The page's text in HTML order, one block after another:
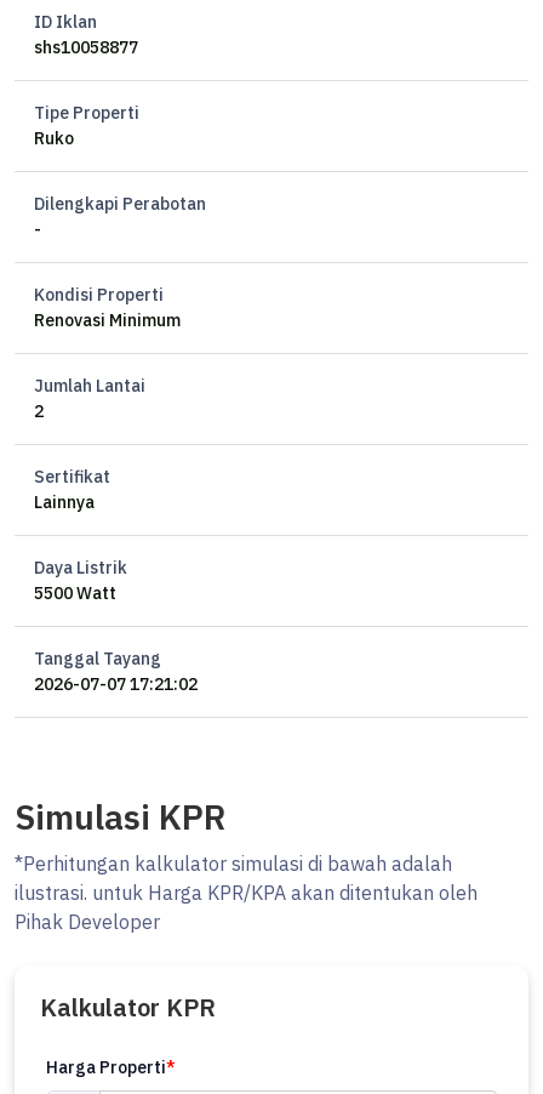
- Pusat Kulineran dan Perkantoran
- Dereran Usaha
- Jalan Lebar 2 Arah
- Cocok untuk Investasi ataupun Usaha
ID Iklan
shs10058877
Tipe Properti
Ruko
Dilengkapi Perabotan
-
Kondisi Properti
Renovasi Minimum
Jumlah Lantai
2
Sertifikat
Lainnya
Daya Listrik
5500 Watt
Tanggal Tayang
2026-07-07 17:21:02
Simulasi KPR
*Perhitungan kalkulator simulasi di bawah adalah
ilustrasi. untuk Harga KPR/KPA akan ditentukan oleh
Pihak Developer
Kalkulator KPR
Harga Properti*